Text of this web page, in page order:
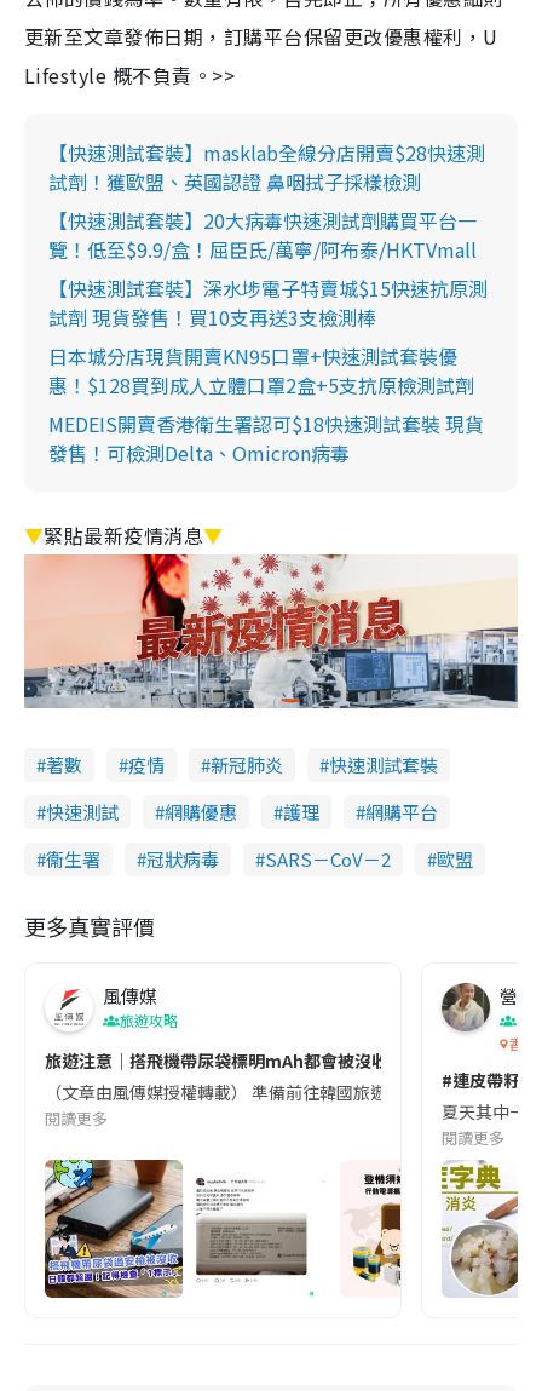
更新至文章發佈日期，訂購平台保留更改優惠權利，U
Lifestyle 概不負責。>>
【快速測試套裝】masklab全線分店開賣$28快速測
試劑！獲歐盟、英國認證 鼻咽拭子採樣檢測
【快速測試套裝】20大病毒快速測試劑購買平台一
覽！低至$9.9/盒！屈臣氏/萬寧/阿布泰/HKTVmall
【快速測試套裝】深水埗電子特賣城$15快速抗原測
試劑 現貨發售！買10支再送3支檢測棒
日本城分店現貨開賣KN95口罩+快速測試套裝優
惠！$128買到成人立體口罩2盒+5支抗原檢測試劑
MEDEIS開賣香港衛生署認可$18快速測試套裝 現貨
發售！可檢測Delta、Omicron病毒
▼緊貼最新疫情消息▼
著數 疫情 新冠肺炎
快速測試套裝
快速測試
網購優惠 護理
網購平台
衞生署
冠狀病毒 SARS－CoV－2 歐盟
更多真實評價
風傳媒
旅遊攻略
旅遊注意｜搭飛機帶尿袋標明mAh都會被沒收😱出發前切記檢查
（文章由風傳媒授權轉載） 準備前往韓國旅遊的民眾，近期要
閱讀更多
營養
香港
#連皮帶籽
夏天其中一
閱讀更多